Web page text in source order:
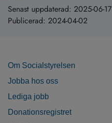
Senast uppdaterad: 2025-06-17
Publicerad: 2024-04-02
Om Socialstyrelsen
Jobba hos oss
Lediga jobb
Donationsregistret